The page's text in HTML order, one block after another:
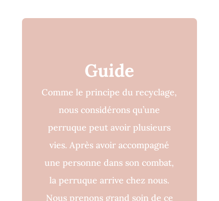
Guide
Comme le principe du recyclage,
nous considérons qu’une
perruque peut avoir plusieurs
vies. Après avoir accompagné
une personne dans son combat,
la perruque arrive chez nous.
Nous prenons grand soin de ce